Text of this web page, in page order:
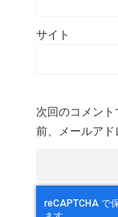
サイト
次回のコメン
前、メールアド